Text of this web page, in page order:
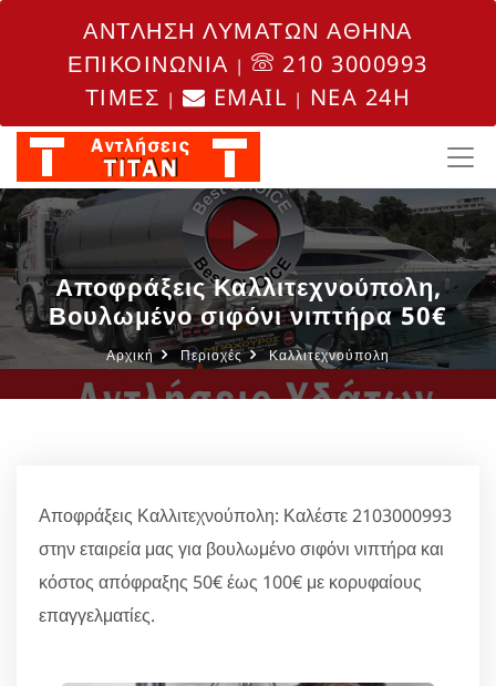
ΑΝΤΛΗΣΗ ΛΥΜΑΤΩΝ ΑΘΗΝΑ
ΕΠΙΚΟΙΝΩΝΙΑ |
210 3000993
ΤΙΜΕΣ | EMAIL | NEA 24H
Αποφράξεις Καλλιτεχνούπολη,
Βουλωμένο σιφόνι νιπτήρα 50€
Αρχική Περιοχές Καλλιτεχνούπολη
Αποφράξεις Καλλιτεχνούπολη: Καλέστε 2103000993
στην εταιρεία μας για βουλωμένο σιφόνι νιπτήρα και
κόστος απόφραξης 50€ έως 100€ με κορυφαίους
επαγγελματίες.